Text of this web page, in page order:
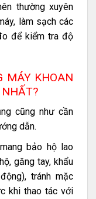
thường xuyên
làm sạch các
để kiểm tra độ
MÁY KHOAN
NHẤT?
cũng như cần
dẫn.
bảo hộ lao
găng tay, khẩu
tránh mặc
khi thao tác với